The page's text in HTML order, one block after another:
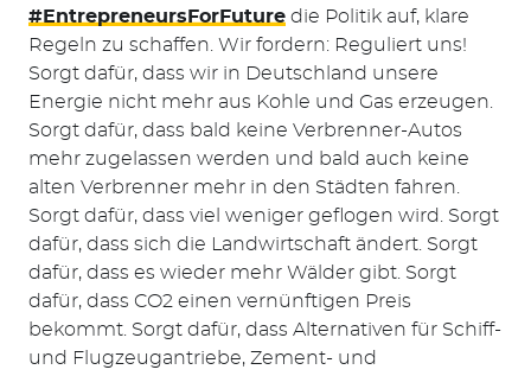
#EntrepreneursForFuture die Politik auf, klare
Regeln zu schaffen. Wir fordern: Reguliert uns!
Sorgt dafür, dass wir in Deutschland unsere
Energie nicht mehr aus Kohle und Gas erzeugen.
Sorgt dafür, dass bald keine Verbrenner-Autos
mehr zugelassen werden und bald auch keine
alten Verbrenner mehr in den Städten fahren.
Sorgt dafür, dass viel weniger geflogen wird. Sorgt
dafür, dass sich die Landwirtschaft ändert. Sorgt
dafür, dass es wieder mehr Wälder gibt. Sorgt
dafür, dass CO2 einen vernünftigen Preis
bekommt. Sorgt dafür, dass Alternativen für Schiff-
und Flugzeugantriebe, Zement- und